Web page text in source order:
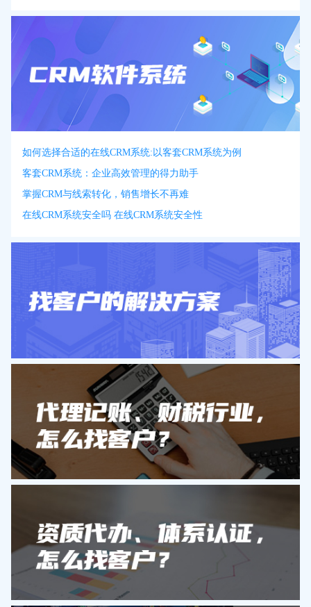
如何选择合适的在线CRM系统:以客套CRM系统为例
客套CRM系统：企业高效管理的得力助手
掌握CRM与线索转化，销售增长不再难
在线CRM系统安全吗 在线CRM系统安全性